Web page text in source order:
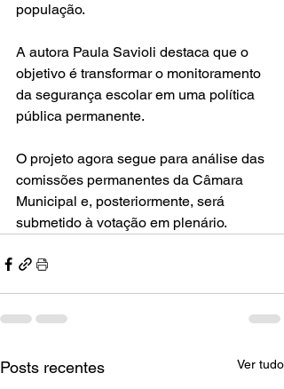
população.
A autora Paula Savioli destaca que o
objetivo é transformar o monitoramento
da segurança escolar em uma política
pública permanente.
O projeto agora segue para análise das
comissões permanentes da Câmara
Municipal e, posteriormente, será
submetido à votação em plenário.
Posts recentes Ver tudo